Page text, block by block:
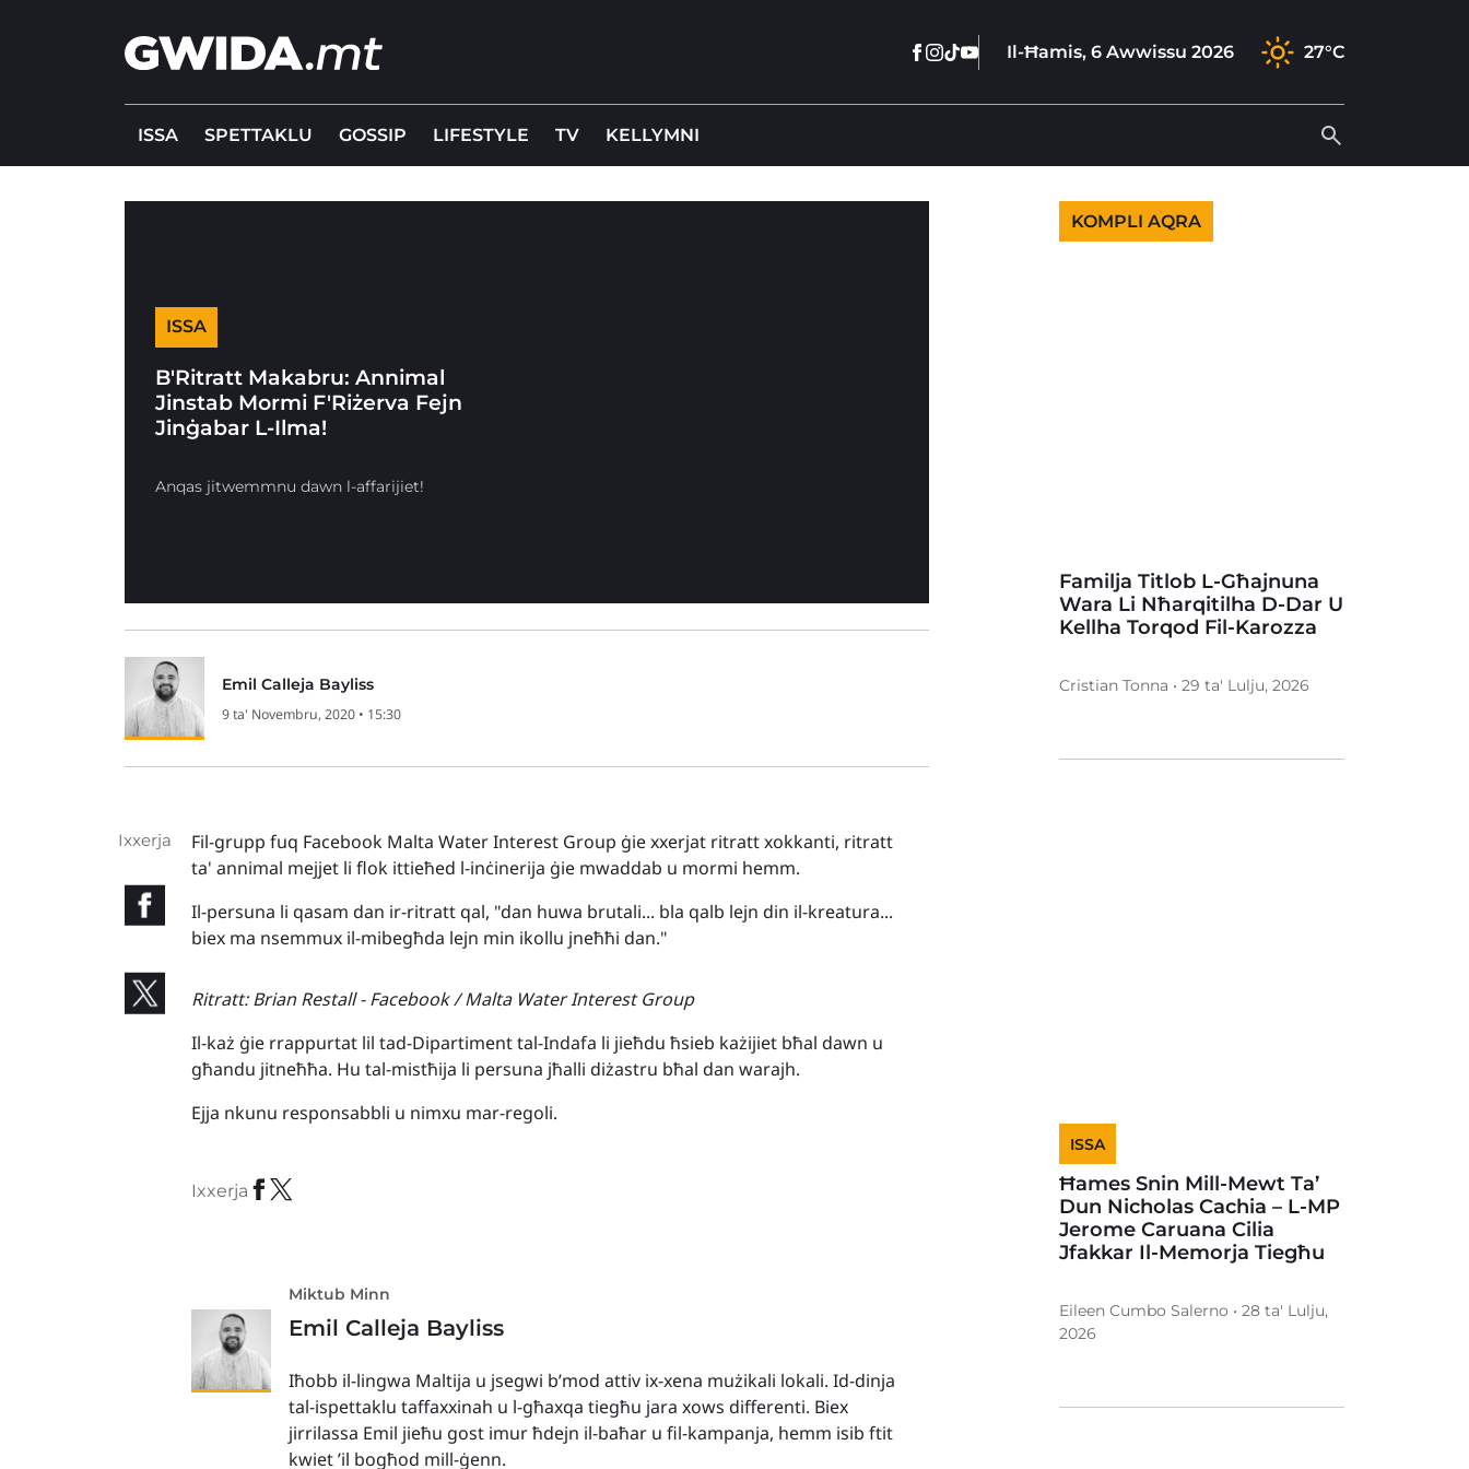
Facebook
Instagram
Tiktok
YoutubeIl-Ħamis, 6 Awwissu 2026 27°C
ISSA SPETTAKLU GOSSIP LIFESTYLE TV KELLYMNI
ISSA
B'Ritratt Makabru: Annimal
Jinstab Mormi F'Riżerva Fejn
Jinġabar L-Ilma!
Anqas jitwemmnu dawn l-affarijiet!
Emil Calleja Bayliss
9 ta' Novembru, 2020 • 15:30
Ixxerja
Fil-grupp fuq Facebook Malta Water Interest Group ġie xxerjat ritratt xokkanti, ritratt
ta' annimal mejjet li flok ittieħed l-inċinerija ġie mwaddab u mormi hemm.
Il-persuna li qasam dan ir-ritratt qal, "dan huwa brutali... bla qalb lejn din il-kreatura...
biex ma nsemmux il-mibegħda lejn min ikollu jneħħi dan."
Ritratt: Brian Restall - Facebook / Malta Water Interest Group
Il-każ ġie rrappurtat lil tad-Dipartiment tal-Indafa li jieħdu ħsieb każijiet bħal dawn u
għandu jitneħħa. Hu tal-mistħija li persuna jħalli diżastru bħal dan warajh.
Ejja nkunu responsabbli u nimxu mar-regoli.
Ixxerja
Miktub Minn
Emil Calleja Bayliss
Iħobb il-lingwa Maltija u jsegwi b’mod attiv ix-xena mużikali lokali. Id-dinja
tal-ispettaklu taffaxxinah u l-għaxqa tiegħu jara xows differenti. Biex
jirrilassa Emil jieħu gost imur ħdejn il-baħar u fil-kampanja, hemm isib ftit
kwiet ’il bogħod mill-ġenn.
KOMPLI AQRA
Familja Titlob L-Għajnuna
Wara Li Nħarqitilha D-Dar U
Kellha Torqod Fil-Karozza
Cristian Tonna • 29 ta' Lulju, 2026
ISSA
Ħames Snin Mill-Mewt Ta’
Dun Nicholas Cachia – L-MP
Jerome Caruana Cilia
Jfakkar Il-Memorja Tiegħu
Eileen Cumbo Salerno • 28 ta' Lulju,
2026